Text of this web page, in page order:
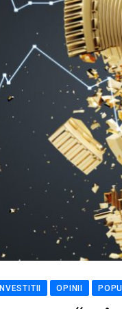
INVESTITII OPINII